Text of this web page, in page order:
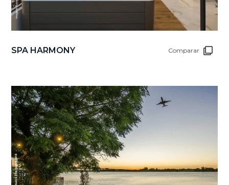
SPA HARMONY Comparar